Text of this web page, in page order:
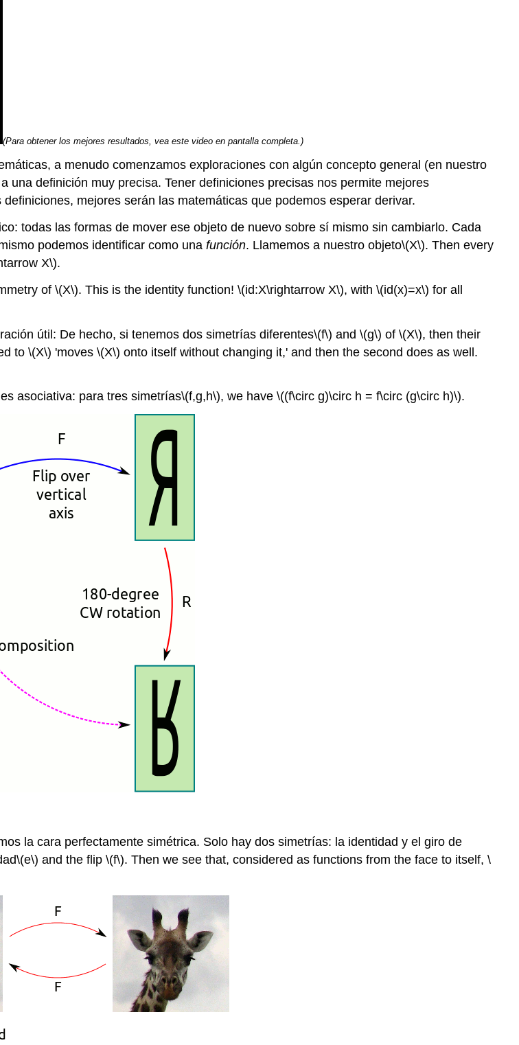
(Para obtener los mejores resultados, vea este video en pantalla completa.)
a menudo comenzamos exploraciones con algún concepto general (en nuestro
definición muy precisa. Tener definiciones precisas nos permite mejores
mejores serán las matemáticas que podemos esperar derivar.
todas las formas de mover ese objeto de nuevo sobre sí mismo sin cambiarlo. Cada
podemos identificar como una función. Llamemos a nuestro objeto\(X\). Then every
X\).
of \(X\). This is the identity function! \(id:X\rightarrow X\), with \(id(x)=x\) for all
útil: De hecho, si tenemos dos simetrías diferentes\(f\) and \(g\) of \(X\), then their
to \(X\) 'moves \(X\) onto itself without changing it,' and then the second does as well.
asociativa: para tres simetrías\(f,g,h\), we have \((f\circ g)\circ h = f\circ (g\circ h)\).
la cara perfectamente simétrica. Solo hay dos simetrías: la identidad y el giro de
\(e\) and the flip \(f\). Then we see that, considered as functions from the face to itself, \